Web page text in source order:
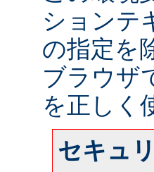
ションテ
の指定を
ブラウザ
を正しく
セキュ